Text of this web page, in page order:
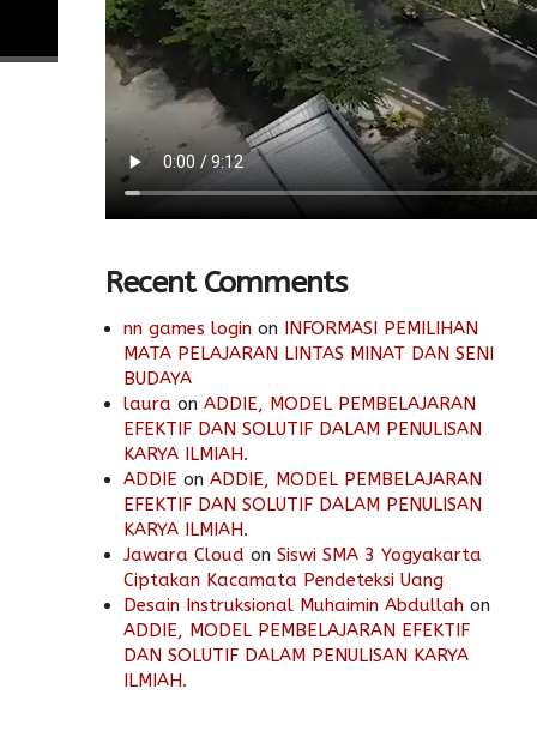
Recent Comments
nn games login on INFORMASI PEMILIHAN
MATA PELAJARAN LINTAS MINAT DAN SENI
BUDAYA
laura on ADDIE, MODEL PEMBELAJARAN
EFEKTIF DAN SOLUTIF DALAM PENULISAN
KARYA ILMIAH.
ADDIE on ADDIE, MODEL PEMBELAJARAN
EFEKTIF DAN SOLUTIF DALAM PENULISAN
KARYA ILMIAH.
Jawara Cloud on Siswi SMA 3 Yogyakarta
Ciptakan Kacamata Pendeteksi Uang
Desain Instruksional Muhaimin Abdullah on
ADDIE, MODEL PEMBELAJARAN EFEKTIF
DAN SOLUTIF DALAM PENULISAN KARYA
ILMIAH.